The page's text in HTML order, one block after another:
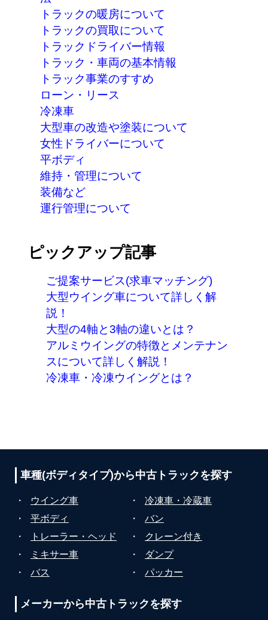
トラックの暖房について
トラックの買取について
トラックドライバー情報
トラック・車両の基本情報
トラック事業のすすめ
ローン・リース
冷凍車
大型車の改造や塗装について
女性ドライバーについて
平ボディ
維持・管理について
装備など
運行管理について
ピックアップ記事
ご提案サービス(求車マッチング)
大型ウイング車について詳しく解
説！
大型の4軸と3軸の違いとは？
アルミウイングの特徴とメンテナン
スについて詳しく解説！
冷凍車・冷凍ウイングとは？
車種(ボディタイプ)から中古トラックを探す
・ ウイング車 ・
冷凍車・冷蔵車
・
平ボディ ・
バン
・
トレーラー・ヘッド ・
クレーン付き
・
ミキサー車 ・
ダンプ
・
バス ・ パッカー
メーカーから中古トラックを探す